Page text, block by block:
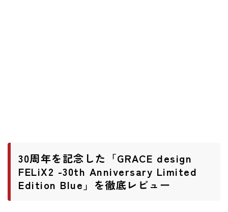
その他機材
30周年を記念した「GRACE design
FELiX2 -30th Anniversary Limited
Edition Blue」を徹底レビュー